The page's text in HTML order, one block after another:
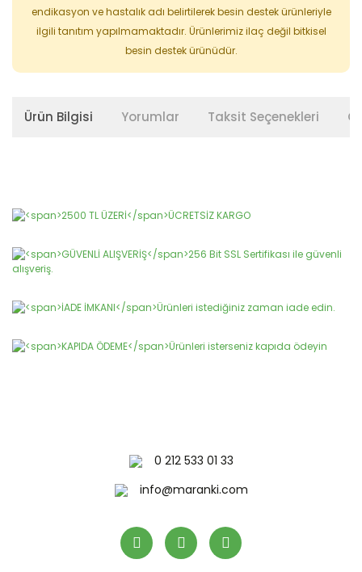
endikasyon ve hastalık adı belirtilerek besin destek ürünleriyle
ilgili tanıtım yapılmamaktadır. Ürünlerimiz ilaç değil bitkisel
besin destek ürünüdür.
Ürün Bilgisi Yorumlar Taksit Seçenekleri
Bu ürüne ilk yorumu siz yapın!
konularda yetersiz gördüğünüz noktaları öneri formunu
kullanarak tarafımıza iletebilirsiniz.
Ürün açıklamasında eksik bilgiler bulunuyor.
Ürün fiyatı diğer sitelerden daha pahalı.
0 212 533 01 33
info@maranki.com